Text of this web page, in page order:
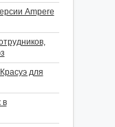
Ampere
для
в